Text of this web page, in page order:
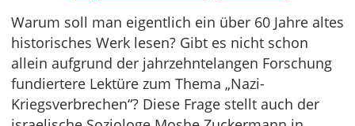
Warum soll man eigentlich ein über 60 Jahre altes
historisches Werk lesen? Gibt es nicht schon
allein aufgrund der jahrzehntelangen Forschung
fundiertere Lektüre zum Thema „Nazi-
Kriegsverbrechen“? Diese Frage stellt auch der